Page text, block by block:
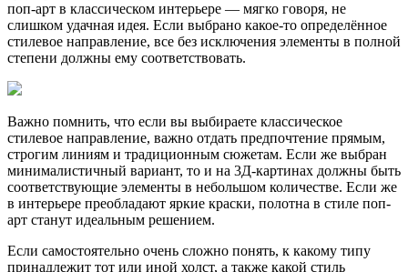
поп-арт в классическом интерьере — мягко говоря, не
слишком удачная идея. Если выбрано какое-то определённое
стилевое направление, все без исключения элементы в полной
степени должны ему соответствовать.
Важно помнить, что если вы выбираете классическое
стилевое направление, важно отдать предпочтение прямым,
строгим линиям и традиционным сюжетам. Если же выбран
минималистичный вариант, то и на 3Д-картинах должны быть
соответствующие элементы в небольшом количестве. Если же
в интерьере преобладают яркие краски, полотна в стиле поп-
арт станут идеальным решением.
Если самостоятельно очень сложно понять, к какому типу
принадлежит тот или иной холст, а также какой стиль